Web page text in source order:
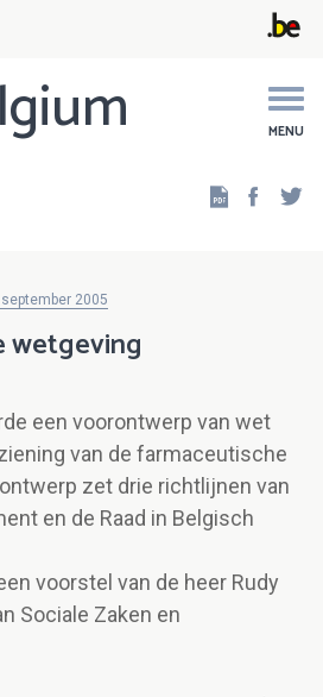
MENU
2005
wetgeving
een voorontwerp van wet
van de farmaceutische
zet drie richtlijnen van
en de Raad in Belgisch
voorstel van de heer Rudy
Sociale Zaken en